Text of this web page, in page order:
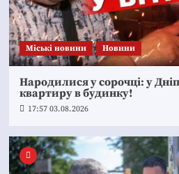
Mіські новини Новини
Народилися у сорочці: у
квартиру в будинку!
17:57 03.08.2026